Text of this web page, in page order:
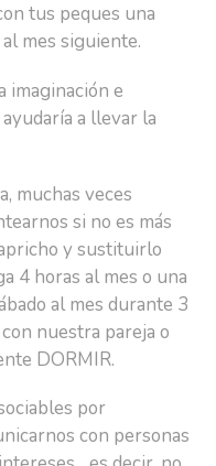
tus peques una
mes siguiente.
imaginación e
a llevar la
muchas veces
si no es más
y sustituirlo
4 horas al mes o una
al mes durante 3
nuestra pareja o
DORMIR.
por
con personas